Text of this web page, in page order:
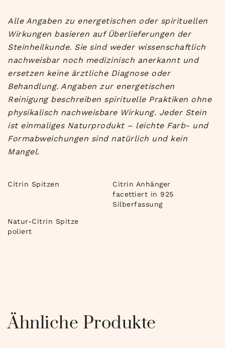
Alle Angaben zu energetischen oder spirituellen
Wirkungen basieren auf Überlieferungen der
Steinheilkunde. Sie sind weder wissenschaftlich
nachweisbar noch medizinisch anerkannt und
ersetzen keine ärztliche Diagnose oder
Behandlung. Angaben zur energetischen
Reinigung beschreiben spirituelle Praktiken ohne
physikalisch nachweisbare Wirkung. Jeder Stein
ist einmaliges Naturprodukt – leichte Farb- und
Formabweichungen sind natürlich und kein
Mangel.
Citrin Spitzen
Citrin Anhänger
facettiert in 925
Silberfassung
Natur-Citrin Spitze
poliert
Ähnliche Produkte